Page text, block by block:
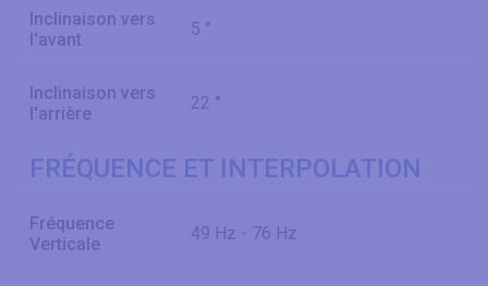
Inclinaison vers
l'avant
5 °
Inclinaison vers
l'arrière
22 °
FRÉQUENCE ET INTERPOLATION
Fréquence
Verticale
49 Hz - 76 Hz